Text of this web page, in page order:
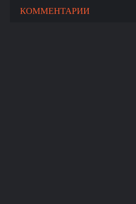
КОММЕНТАРИИ